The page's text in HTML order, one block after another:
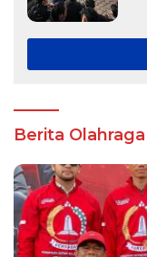
Berita Olahraga